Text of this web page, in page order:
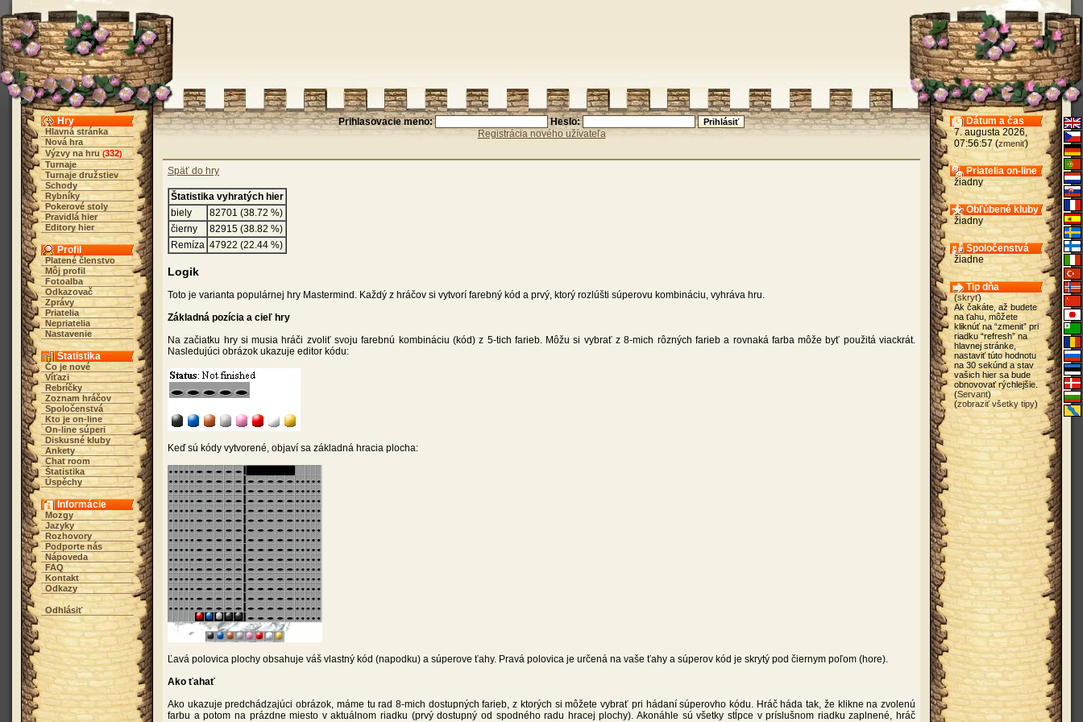
Hry
Hlavná stránka
Nová hra
Výzvy na hru (332)
Turnaje
Turnaje družstiev
Schody
Rybníky
Pokerové stoly
Pravidlá hier
Editory hier
Profil
Platené členstvo
Môj profil
Fotoalba
Odkazovač
Zprávy
Priatelia
Nepriatelia
Nastavenie
Štatistika
Čo je nové
Víťazi
Rebríčky
Zoznam hráčov
Spoločenstvá
Kto je on-line
On-line súperi
Diskusné kluby
Ankety
Chat room
Štatistika
Úspěchy
Informácie
Mozgy
Jazyky
Rozhovory
Podporte nás
Nápoveda
FAQ
Kontakt
Odkazy
Odhlásiť
Prihlasovacie meno:
Heslo:
Registrácia nového užívateľa
Späť do hry
Štatistika vyhratých hier
biely
82701 (38.72 %)
čierny
82915 (38.82 %)
Remíza 47922 (22.44 %)
Logik
Toto je varianta populárnej hry Mastermind. Každý z hráčov si vytvorí farebný kód a prvý, ktorý rozlúšti súperovu kombináciu, vyhráva hru.
Základná pozícia a cieľ hry
Na začiatku hry si musia hráči zvoliť svoju farebnú kombináciu (kód) z 5-tich farieb. Môžu si vybrať z 8-mich rôzných farieb a rovnaká farba môže byť použitá viackrát.
Nasledujúci obrázok ukazuje editor kódu:
Keď sú kódy vytvorené, objaví sa základná hracia plocha:
Ľavá polovica plochy obsahuje váš vlastný kód (napodku) a súperove ťahy. Pravá polovica je určená na vaše ťahy a súperov kód je skrytý pod čiernym poľom (hore).
Ako ťahať
Ako ukazuje predchádzajúci obrázok, máme tu rad 8-mich dostupných farieb, z ktorých si môžete vybrať pri hádaní súperovho kódu. Hráč háda tak, že klikne na zvolenú
farbu a potom na prázdne miesto v aktuálnom riadku (prvý dostupný od spodného radu hracej plochy). Akonáhle sú všetky stĺpce v príslušnom riadku zaplnené, hráč
Dátum a čas
7. augusta 2026,
07:56:57 (zmeniť)
Priatelia on-line
žiadny
Obľúbené kluby
žiadny
Spoločenstvá
žiadne
Tip dňa
(skryť)
Ak čakáte, až budete
na ťahu, môžete
kliknúť na “zmenit” pri
riadku “refresh” na
hlavnej stránke,
nastaviť túto hodnotu
na 30 sekúnd a stav
vašich hier sa bude
obnovovať rýchlejšie.
(Servant)
(zobraziť všetky tipy)